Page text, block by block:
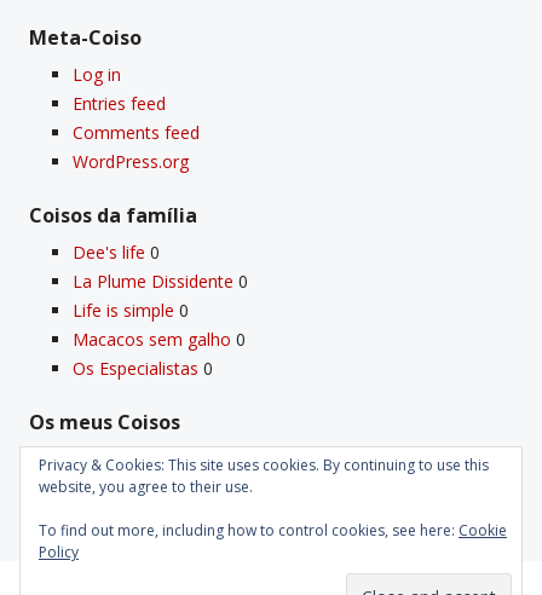
Meta-Coiso
Log in
Entries feed
Comments feed
WordPress.org
Coisos da famí­lia
Dee's life 0
La Plume Dissidente 0
Life is simple 0
Macacos sem galho 0
Os Especialistas 0
Os meus Coisos
Deus0
Velho Coiso0
Privacy & Cookies: This site uses cookies. By continuing to use this
website, you agree to their use.
To find out more, including how to control cookies, see here: Cookie
Policy